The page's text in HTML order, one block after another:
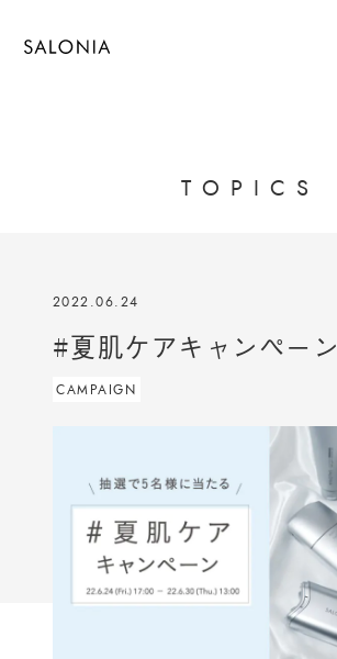
T O P I C S
2022.06.24
#夏肌ケアキャンペーン
CAMPAIGN